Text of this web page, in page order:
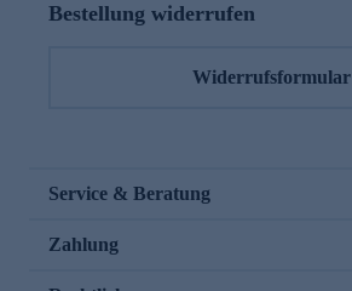
Bestellung widerrufen
Widerrufsformular
Service & Beratung
Zahlung